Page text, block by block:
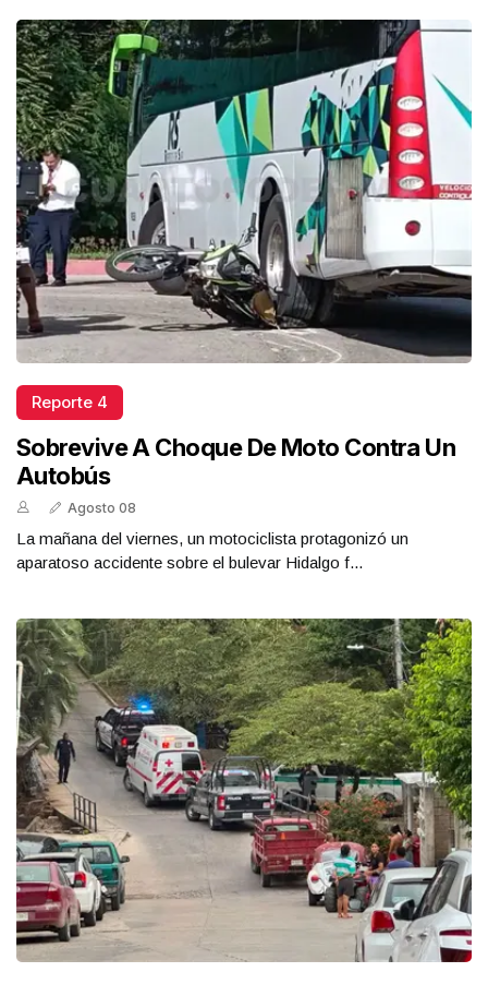
Reporte 4
Sobrevive A Choque De Moto Contra Un
Autobús
Agosto 08
La mañana del viernes, un motociclista protagonizó un
aparatoso accidente sobre el bulevar Hidalgo f...